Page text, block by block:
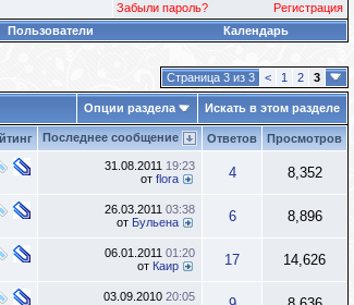
Забыли пароль?
Регистрация
Пользователи Календарь
Страница 3 из 3 < 1 2 3
Опции раздела Искать в этом разделе
Последнее сообщение Ответов Просмотров
31.08.2011 19:23
от flora 4 8,352
26.03.2011 03:38
от Бульена 6 8,896
06.01.2011 01:20
от Каир 17 14,626
03.09.2010 20:05